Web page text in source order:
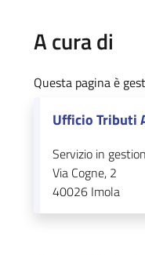
A cura di
Questa pagina è
Ufficio Tributi
Servizio in
Via Cogne, 2
40026 Imola